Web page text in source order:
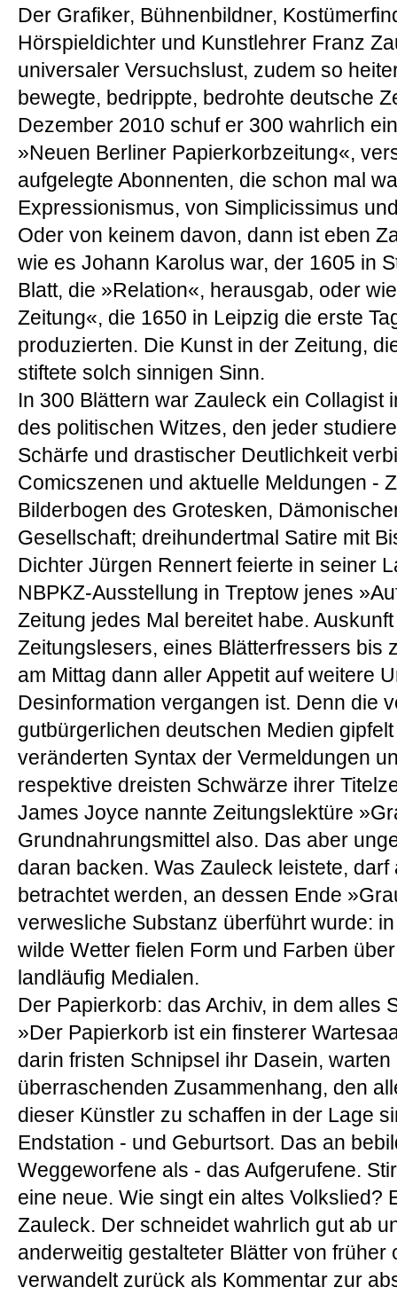
Der Grafiker, Bühnenbildner,
Hörspieldichter und Kunstlehrer Franz
universaler Versuchslust, zudem so
bewegte, bedrippte, bedrohte deutsche
Dezember 2010 schuf er 300 wahrlich
»Neuen Berliner Papierkorbzeitung«,
aufgelegte Abonnenten, die schon mal
Expressionismus, von Simplicissimus
Oder von keinem davon, dann ist eben
wie es Johann Karolus war, der 1605 in
Blatt, die »Relation«, herausgab, oder
Zeitung«, die 1650 in Leipzig die erste
produzierten. Die Kunst in der Zeitung,
stiftete solch sinnigen Sinn.
In 300 Blättern war Zauleck ein Collagist
des politischen Witzes, den jeder
Schärfe und drastischer Deutlichkeit
Comicszenen und aktuelle Meldungen -
Bilderbogen des Grotesken,
Gesellschaft; dreihundertmal Satire mit
Dichter Jürgen Rennert feierte in seiner
NBPKZ-Ausstellung in Treptow jenes
Zeitung jedes Mal bereitet habe.
Zeitungslesers, eines Blätterfressers bis
am Mittag dann aller Appetit auf weitere
Desinformation vergangen ist. Denn die
gutbürgerlichen deutschen Medien
veränderten Syntax der Vermeldungen
respektive dreisten Schwärze ihrer
James Joyce nannte Zeitungslektüre
Grundnahrungsmittel also. Das aber
daran backen. Was Zauleck leistete,
betrachtet werden, an dessen Ende
verwesliche Substanz überführt wurde:
wilde Wetter fielen Form und Farben
landläufig Medialen.
Der Papierkorb: das Archiv, in dem alles
»Der Papierkorb ist ein finsterer
darin fristen Schnipsel ihr Dasein,
überraschenden Zusammenhang, den
dieser Künstler zu schaffen in der Lage
Endstation - und Geburtsort. Das an
Weggeworfene als - das Aufgerufene.
eine neue. Wie singt ein altes Volkslied?
Zauleck. Der schneidet wahrlich gut ab
anderweitig gestalteter Blätter von
verwandelt zurück als Kommentar zur